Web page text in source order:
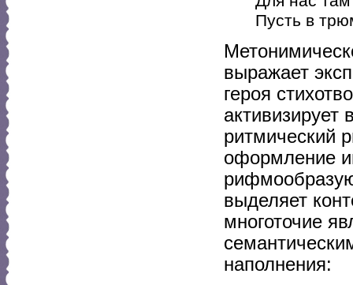
Пусть в
выражает
героя
активизирует
ритмический
оформление
выделяет
многоточие
наполнения: